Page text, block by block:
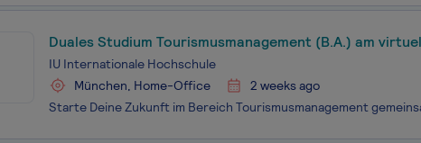
Duales Studium Tourismusmanagement (B.A.) am
IU Internationale Hochschule
München, Home-Office
2 weeks ago